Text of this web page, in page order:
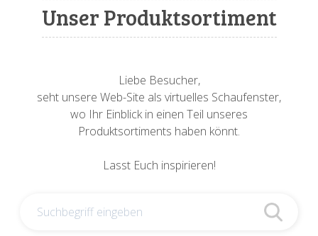
Unser Produktsortiment
Liebe Besucher,
seht unsere Web-Site als virtuelles Schaufenster,
wo Ihr Einblick in einen Teil unseres
Produktsortiments haben könnt.
Lasst Euch inspirieren!
Sonnenuhren
Spardosen
Vögel
Vogeltränken
Verschiedene
Wandschalen
Sockel + Säulen
Tierfiguren
Meeresbewohner
Schildkröten
Schweine + Wildschweine
Verschiedene
Zwiebel- + Knoblauchtöpfe